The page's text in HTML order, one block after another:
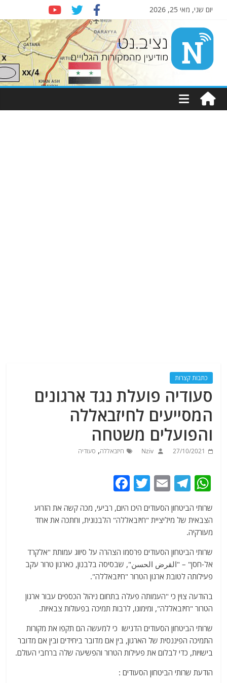
יום שני, מאי 25, 2026
Nziv.net
מודיעין
מהמקורות
כתבות קצרות
סעודיה פועלת נגד ארגונים
המסייעים לחיזבאללה
והפועלים משטחה
27/10/2021
Nziv חיזבאללה, סעודיה
W
at
s
A
p
p
T
e
ra
m
E
ai
T
itt
c
b
o
o
k
שרותי הביטחון הסעודים היכו היום, רביעי, מכה קשה את הזרוע
הצבאית של מיליציית "חיזבאללה" הלבנונית, וחתכה את אחד
מעורקיה.
שרותי הביטחון הסעודים פרסמו הצהרה על סיווג עמותת "אלקרד
אל-חסן" – "القرض الحسن", שבסיסה בלבנון, כארגון טרור עקב
פעילותה לטובת ארגון הטרור "חיזבאללה".
בהודעה צוין כי "העמותה פעלה בתחום ניהול הכספים עבור ארגון
הטרור "חיזבאללה", ומימונו, לרבות תמיכה בפעולות צבאיות.
שרותי הביטחון הסעודים הדגישו כי למעשה הם תקפו את מקורות
התמיכה הפיננסית של הארגון, בין אם מדובר ביחידים ובין אם מדובר
בישויות, כדי לבלום את פעילות הטרור והפשיעה שלה ברחבי העולם.
הודעת שרותי הביטחון הסעודים :